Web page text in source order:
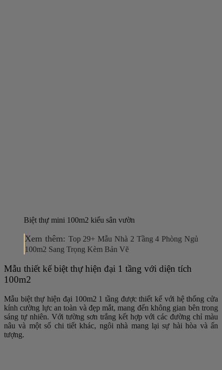
Biệt thự mini 100m2 kiểu sân vườn
Xem thêm: Top 29+ Mẫu Nhà 2 Tầng 4 Phòng Ngủ
100m2 Sang Trọng Kèm Bản Vẽ
Mẫu thiết kế biệt thự hiện đại 1 tầng với diện tích
100m2
Mẫu biệt thự hiện đại 100m2 1 tầng được thiết kế với hệ thống cửa
kính cường lực an toàn và đẹp mắt, mang đến không gian bên trong
sáng tự nhiên. Với tường sơn trắng kết hợp với các đường chỉ màu
nâu và một số chi tiết khác, ngôi nhà mang lại sự hài hòa và ấn
tượng.